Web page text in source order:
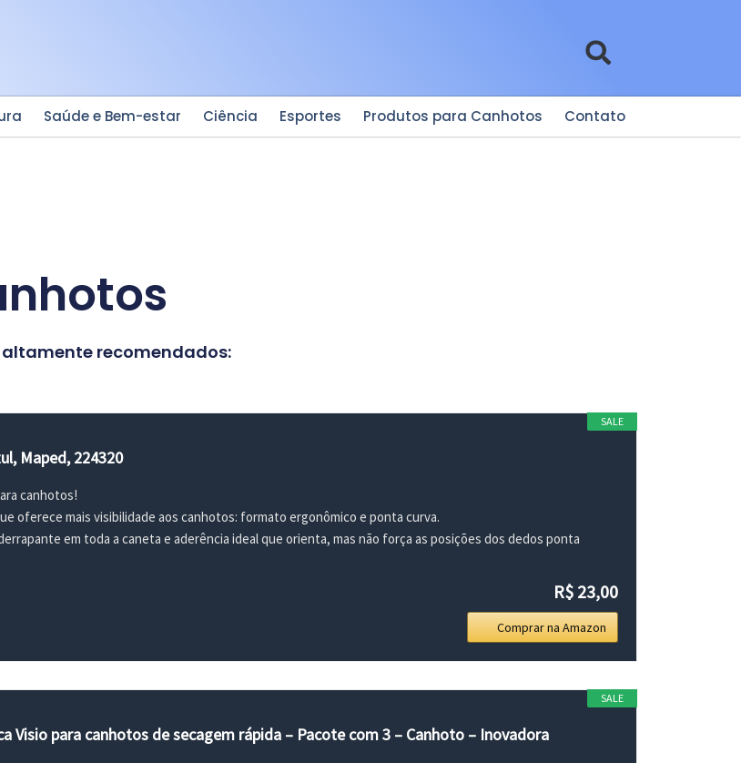
Saúde e Bem-estar Ciência Esportes Produtos para Canhotos Contato
recomendados:
SALE
Maped, 224320
canhotos!
oferece mais visibilidade aos canhotos: formato ergonômico e ponta curva.
em toda a caneta e aderência ideal que orienta, mas não força as posições dos dedos ponta
R$ 23,00
Comprar na Amazon
SALE
Visio para canhotos de secagem rápida – Pacote com 3 – Canhoto – Inovadora